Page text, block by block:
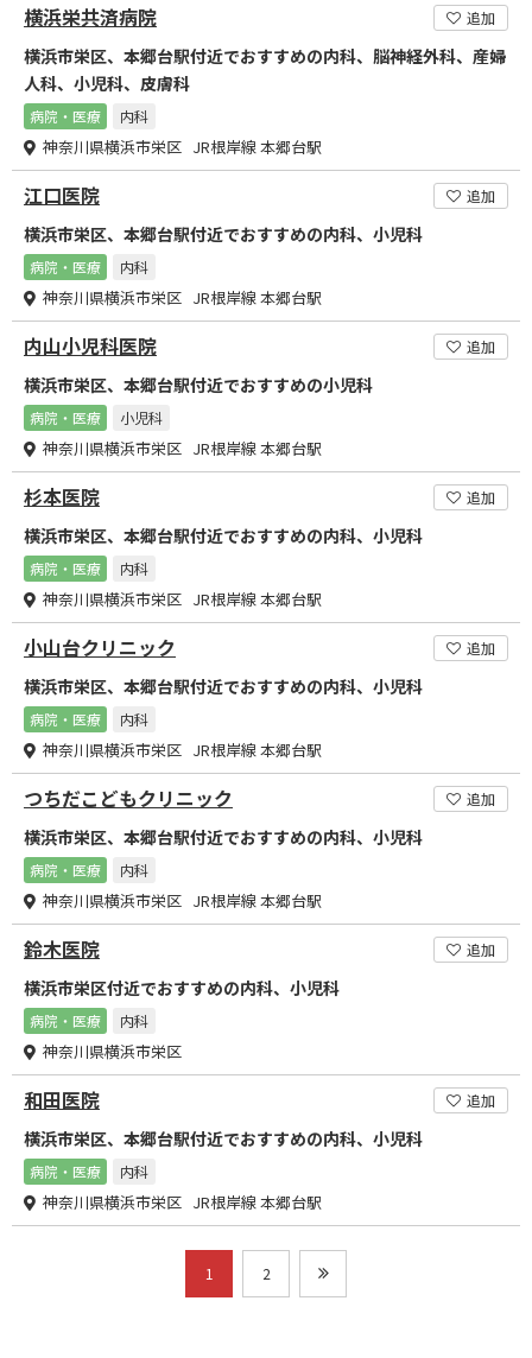
横浜栄共済病院 追加
横浜市栄区、本郷台駅付近でおすすめの内科、脳神経外科、産婦
人科、小児科、皮膚科
病院・医療 内科
神奈川県横浜市栄区 JR根岸線 本郷台駅
江口医院 追加
横浜市栄区、本郷台駅付近でおすすめの内科、小児科
病院・医療 内科
神奈川県横浜市栄区 JR根岸線 本郷台駅
内山小児科医院 追加
横浜市栄区、本郷台駅付近でおすすめの小児科
病院・医療 小児科
神奈川県横浜市栄区 JR根岸線 本郷台駅
杉本医院 追加
横浜市栄区、本郷台駅付近でおすすめの内科、小児科
病院・医療 内科
神奈川県横浜市栄区 JR根岸線 本郷台駅
小山台クリニック 追加
横浜市栄区、本郷台駅付近でおすすめの内科、小児科
病院・医療 内科
神奈川県横浜市栄区 JR根岸線 本郷台駅
つちだこどもクリニック 追加
横浜市栄区、本郷台駅付近でおすすめの内科、小児科
病院・医療 内科
神奈川県横浜市栄区 JR根岸線 本郷台駅
鈴木医院 追加
横浜市栄区付近でおすすめの内科、小児科
病院・医療 内科
神奈川県横浜市栄区
和田医院 追加
横浜市栄区、本郷台駅付近でおすすめの内科、小児科
病院・医療 内科
神奈川県横浜市栄区 JR根岸線 本郷台駅
1 2